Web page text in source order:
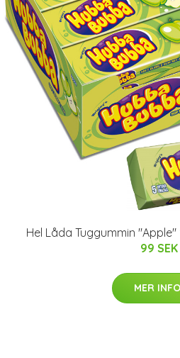
Hel Låda Tuggummin
99 SEK
MER